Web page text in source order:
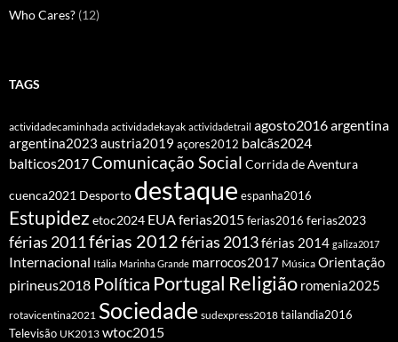
Who Cares? (12)
TAGS
actividadecaminhada actividadekayak actividadetrail agosto2016argentina
argentina2023 austria2019 açores2012 balcãs2024
balticos2017Comunicação Social Corrida de Aventura
cuenca2021 Desporto destaque espanha2016
Estupidez etoc2024 EUAferias2015ferias2016 ferias2023
férias 2011férias 2012férias 2013férias 2014 galiza2017
Internacional Itália Marinha Grande marrocos2017 Música Orientação
pirineus2018 Política Portugal Religião romenia2025
rotavicentina2021 Sociedade sudexpress2018 tailandia2016
Televisão UK2013 wtoc2015